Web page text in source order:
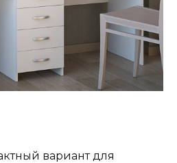
вариант для